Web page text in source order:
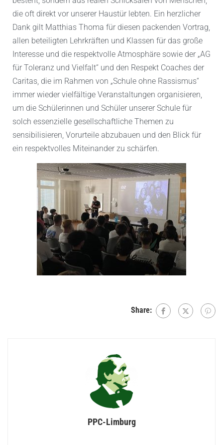
die oft direkt vor unserer Haustür lebten. Ein herzlicher
Dank gilt Matthias Thoma für diesen packenden Vortrag,
allen beteiligten Lehrkräften und Klassen für das große
Interesse und die respektvolle Atmosphäre sowie der „AG
für Toleranz und Vielfalt“ und den Respekt Coaches der
Caritas, die im Rahmen von „Schule ohne Rassismus“
immer wieder vielfältige Veranstaltungen organisieren,
um die Schülerinnen und Schüler unserer Schule für
solch essenzielle gesellschaftliche Themen zu
sensibilisieren, Vorurteile abzubauen und den Blick für
ein respektvolles Miteinander zu schärfen.
Share:
PPC-Limburg